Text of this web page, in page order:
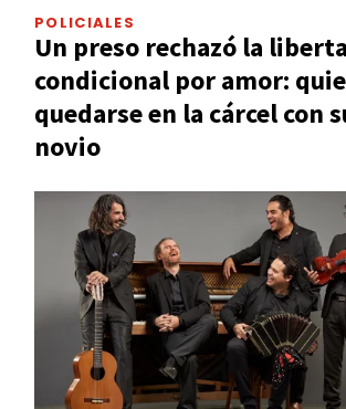
POLICIALES
Un preso rechazó la
condicional por amor:
quedarse en la cárcel con
novio